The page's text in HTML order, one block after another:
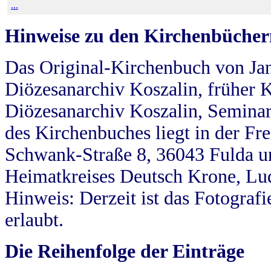
...
Hinweise zu den
Das Original-Kirchenbuch von
Diözesanarchiv Koszalin, früher
Diözesanarchiv Koszalin,
des Kirchenbuches liegt in der
Schwank-Straße 8, 36043 Fulda
Heimatkreises Deutsch Krone,
Hinweis: Derzeit ist das
erlaubt.
Die Reihenfolge der Einträge